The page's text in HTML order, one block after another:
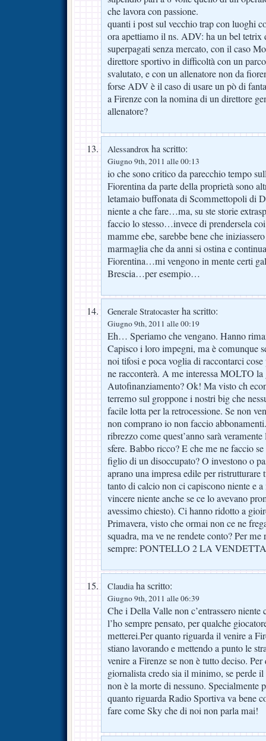
che lavora con passione.
quanti i post sul vecchio trap con luoghi
ora apettiamo il ns. ADV: ha un bel tetrix
superpagati senza mercato, con il caso
direttore sportivo in difficoltà con un
svalutato, e con un allenatore non da
forse ADV è il caso di usare un pò di
a Firenze con la nomina di un direttore
allenatore?
Alessandrox ha scritto:
Giugno 9th, 2011 alle 00:13
io che sono critico da parecchio tempo
Fiorentina da parte della proprietà sono
letamaio buffonata di Scommettopoli di
niente a che fare…ma, su ste storie
faccio lo stesso…invece di prendersela
mamme ebe, sarebbe bene che
marmaglia che da anni si ostina e
Fiorentina…mi vengono in mente certi
Brescia…per esempio…
Generale Stratocaster ha scritto:
Giugno 9th, 2011 alle 00:19
Eh… Speriamo che vengano. Hanno
Capisco i loro impegni, ma è comunque
noi tifosi e poca voglia di raccontarci
ne racconterà. A me interessa MOLTO la
Autofinanziamento? Ok! Ma visto ch
terremo sul groppone i nostri big che
facile lotta per la retrocessione. Se non
non comprano io non faccio
ribrezzo come quest’anno sarà
sfere. Babbo ricco? E che me ne faccio
figlio di un disoccupato? O investono o
aprano una impresa edile per
tanto di calcio non ci capiscono niente e
vincere niente anche se ce lo avevano
avessimo chiesto). Ci hanno ridotto a
Primavera, visto che ormai non ce ne
squadra, ma ve ne rendete conto? Per
sempre: PONTELLO 2 LA
Claudiaha scritto:
Giugno 9th, 2011 alle 06:39
Che i Della Valle non c’entrassero niente
l’ho sempre pensato, per qualche
metterei.Per quanto riguarda il venire a
stiano lavorando e mettendo a punto le
venire a Firenze se non è tutto deciso.
giornalista credo sia il minimo, se perde
non è la morte di nessuno. Specialmente
quanto riguarda Radio Sportiva va bene
fare come Sky che di noi non parla mai!